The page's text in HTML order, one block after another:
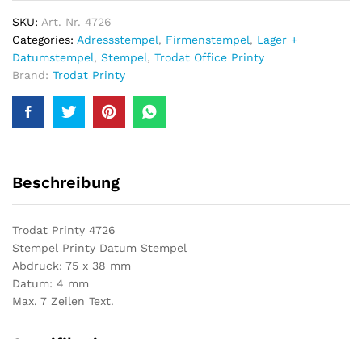
quantity
SKU: Art. Nr. 4726
Categories: Adressstempel, Firmenstempel, Lager +
Datumstempel, Stempel, Trodat Office Printy
Brand: Trodat Printy
Beschreibung
Trodat Printy 4726
Stempel Printy Datum Stempel
Abdruck: 75 x 38 mm
Datum: 4 mm
Max. 7 Zeilen Text.